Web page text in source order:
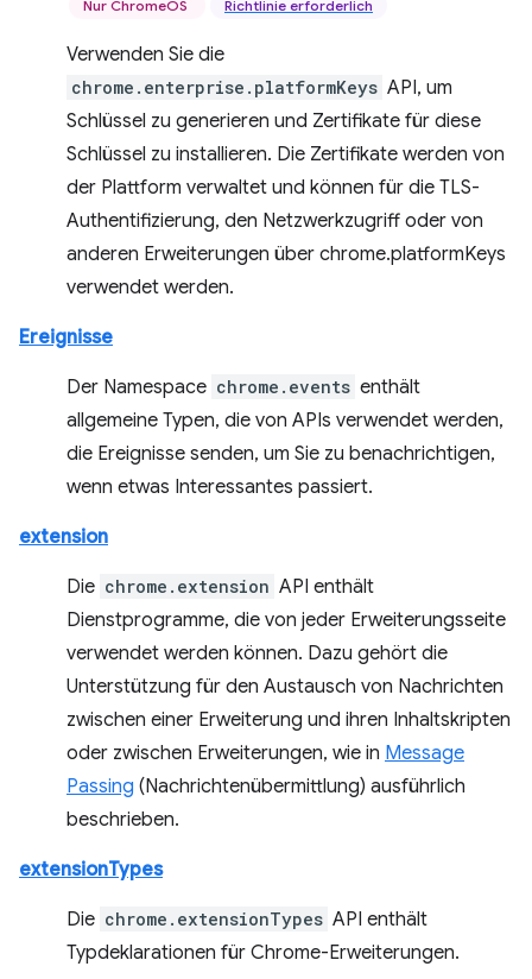
Nur ChromeOS Richtlinie erforderlich
Verwenden Sie die
chrome.enterprise.platformKeys API, um
Schlüssel zu generieren und Zertifikate für diese
Schlüssel zu installieren. Die Zertifikate werden von
der Plattform verwaltet und können für die TLS-
Authentifizierung, den Netzwerkzugriff oder von
anderen Erweiterungen über chrome.platformKeys
verwendet werden.
Ereignisse
Der Namespace chrome.events enthält
allgemeine Typen, die von APIs verwendet werden,
die Ereignisse senden, um Sie zu benachrichtigen,
wenn etwas Interessantes passiert.
extension
Die chrome.extension API enthält
Dienstprogramme, die von jeder Erweiterungsseite
verwendet werden können. Dazu gehört die
Unterstützung für den Austausch von Nachrichten
zwischen einer Erweiterung und ihren Inhaltskripten
oder zwischen Erweiterungen, wie in Message
Passing (Nachrichtenübermittlung) ausführlich
beschrieben.
extensionTypes
Die chrome.extensionTypes API enthält
Typdeklarationen für Chrome-Erweiterungen.